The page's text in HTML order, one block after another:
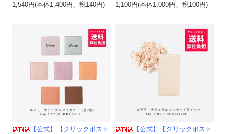
1,540円(本体1,400円、税140円)
1,100円(本体1,000円、税100円)
【公式】【クリックポスト
【公式】【クリックポスト